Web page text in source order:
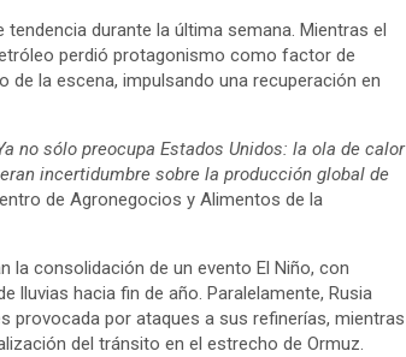
durante la última semana. Mientras el
perdió protagonismo como factor de
la escena, impulsando una recuperación en
no sólo preocupa Estados Unidos: la ola de calor
incertidumbre sobre la producción global de
de Agronegocios y Alimentos de la
consolidación de un evento El Niño, con
lluvias hacia fin de año. Paralelamente, Rusia
provocada por ataques a sus refinerías, mientras
del tránsito en el estrecho de Ormuz.